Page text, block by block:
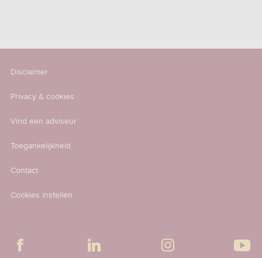
Disclaimer
Privacy & cookies
Vind een adviseur
Toegankelijkheid
Contact
Cookies instellen